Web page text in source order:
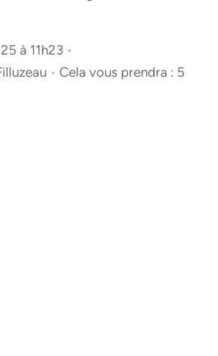
à 11h23 •
• Cela vous prendra : 5